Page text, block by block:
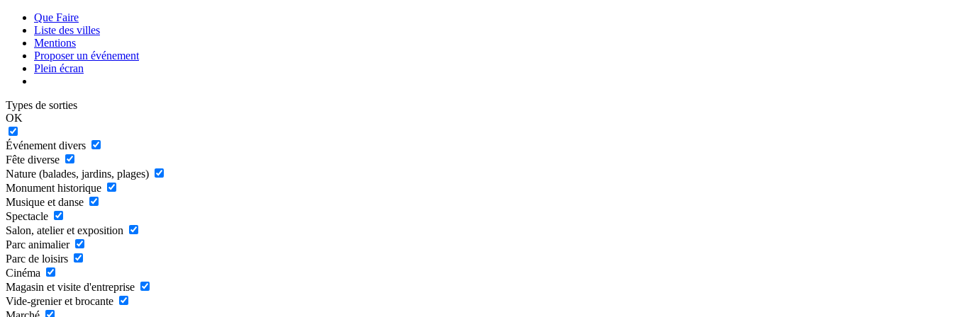
Que Faire
Liste des villes
Mentions
Proposer un événement
Plein écran
Types de sorties
OK
Événement divers
Fête diverse
Nature (balades, jardins, plages)
Monument historique
Musique et danse
Spectacle
Salon, atelier et exposition
Parc animalier
Parc de loisirs
Cinéma
Magasin et visite d'entreprise
Vide-grenier et brocante